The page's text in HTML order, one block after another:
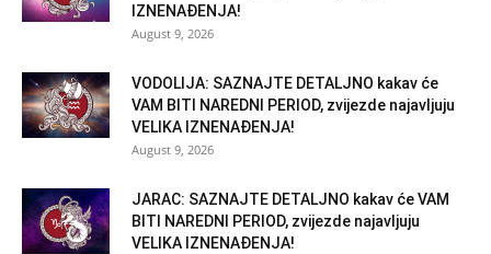
IZNENAĐENJA!
August 9, 2026
VODOLIJA: SAZNAJTE DETALJNO kakav će
VAM BITI NAREDNI PERIOD, zvijezde najavljuju
VELIKA IZNENAĐENJA!
August 9, 2026
JARAC: SAZNAJTE DETALJNO kakav će VAM
BITI NAREDNI PERIOD, zvijezde najavljuju
VELIKA IZNENAĐENJA!